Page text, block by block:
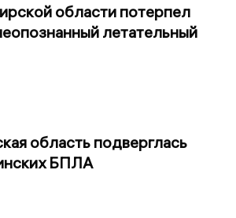
области потерпел
летательный
область подверглась
БПЛА